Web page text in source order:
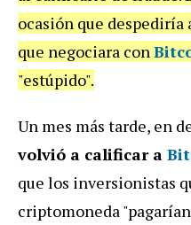
ocasión que despediría
que negociara con
"estúpido".
Un mes más tarde, en
volvió a calificar a
que los inversionistas
criptomoneda